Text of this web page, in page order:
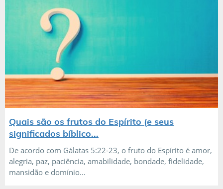
Quais são os frutos do Espírito (e seus
significados bíblico...
De acordo com Gálatas 5:22-23, o fruto do Espírito é amor,
alegria, paz, paciência, amabilidade, bondade, fidelidade,
mansidão e domínio...